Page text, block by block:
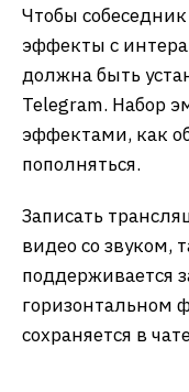
Чтобы
эффекты с
должна быть
Telegram. Набор
эффектами, как
пополняться.
Записать
видео со звуком,
поддерживается
горизонтальном
сохраняется в